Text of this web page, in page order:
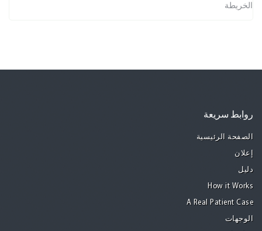
الخريطة
روابط سريعة
الصفحة الرئيسية
إعلان
دليل
How it Works
A Real Patient Case
الوجهات